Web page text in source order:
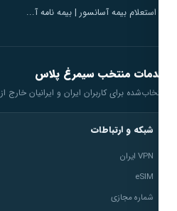
استعلام بیمه آسانسور | بیمه نامه آ...
منتخب سیمرغ پلاس
برای کاربران ایران و ایرانیان خارج از کشور
شبکه و ارتباطات
شماره مجازی